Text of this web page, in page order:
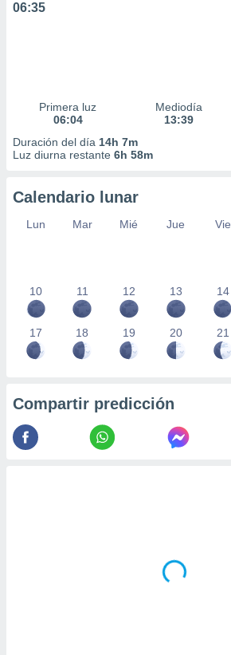
06:35
Primera luz
06:04
Mediodía
13:39
Duración del día 14h 7m
Luz diurna restante 6h 58m
Calendario lunar
Lun Mar Mié Jue Vie
10 11 12 13 14
17 18 19 20 21
Compartir predicción